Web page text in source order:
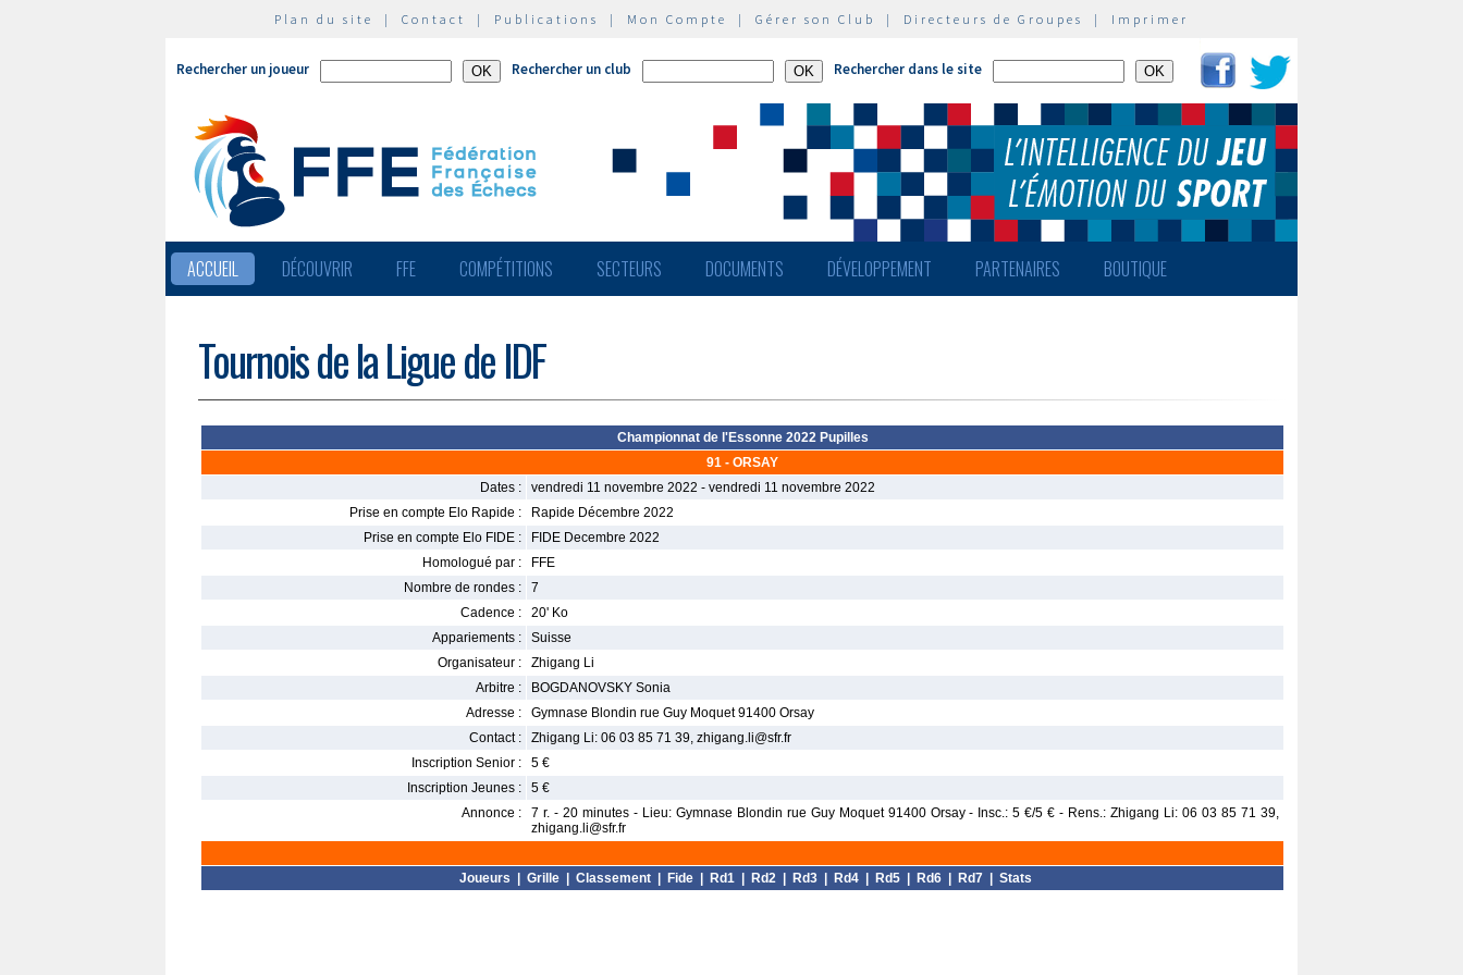
Plan du site | Contact | Publications | Mon Compte | Gérer son Club | Directeurs de Groupes | Imprimer
Rechercher un joueur Rechercher un club Rechercher dans le site
ACCUEIL DÉCOUVRIR FFE COMPÉTITIONS SECTEURS DOCUMENTS DÉVELOPPEMENT PARTENAIRES BOUTIQUE
Tournois de la Ligue de IDF
Championnat de l'Essonne 2022 Pupilles
91 - ORSAY
Dates :
vendredi 11 novembre 2022 - vendredi 11 novembre 2022
Prise en compte Elo Rapide :
Rapide Décembre 2022
Prise en compte Elo FIDE :
FIDE Decembre 2022
Homologué par :
FFE
Nombre de rondes :
7
Cadence :
20' Ko
Appariements :
Suisse
Organisateur :
Zhigang Li
Arbitre :
BOGDANOVSKY Sonia
Adresse :
Gymnase Blondin rue Guy Moquet 91400 Orsay
Contact :
Zhigang Li: 06 03 85 71 39, zhigang.li@sfr.fr
Inscription Senior :
5 €
Inscription Jeunes :
5 €
Annonce :
7 r. - 20 minutes - Lieu: Gymnase Blondin rue Guy Moquet 91400 Orsay - Insc.: 5 €/5 € - Rens.: Zhigang Li: 06 03 85 71 39,
zhigang.li@sfr.fr
Joueurs Grille Classement Fide Rd1 Rd2 Rd3 Rd4 Rd5 Rd6 Rd7 Stats